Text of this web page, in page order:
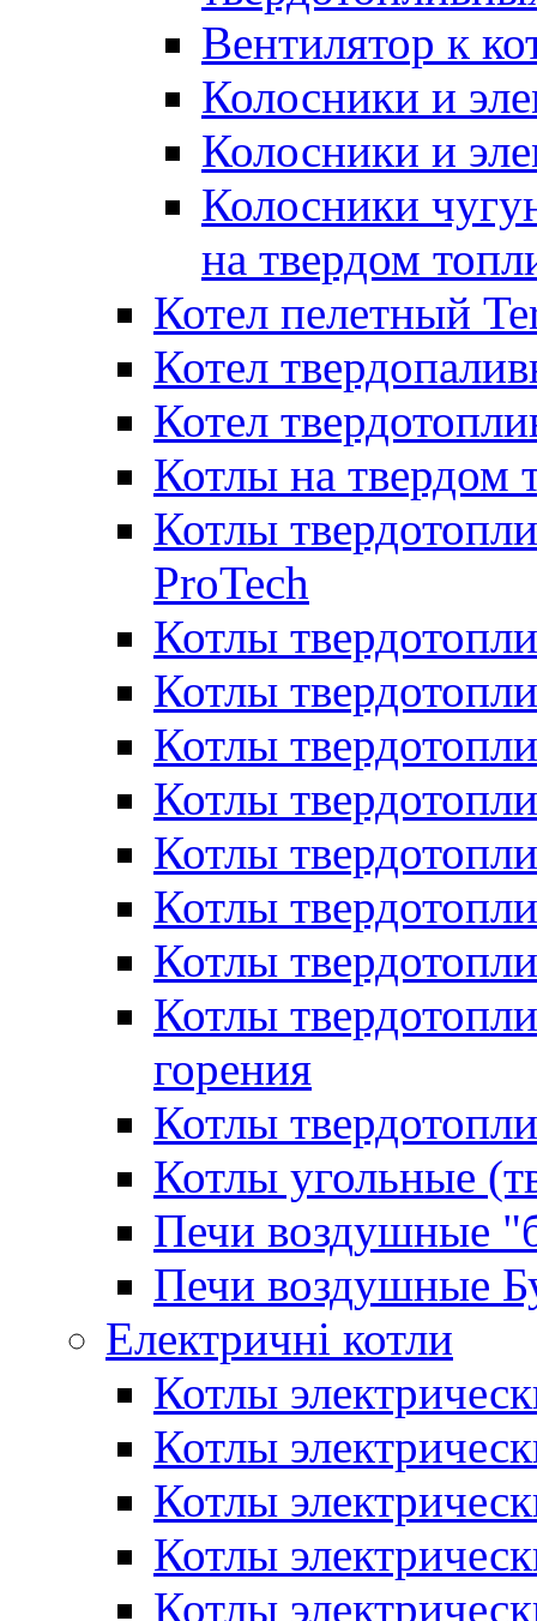
Вентилятор к
Колосники и
Колосники и
Колосники
на твердом
Котел пелетный
Котел
Котел
Котлы на твердом
Котлы
ProTech
Котлы
Котлы
Котлы
Котлы
Котлы
Котлы
Котлы
Котлы
горения
Котлы
Котлы угольные
Печи воздушные
Печи воздушные
Електричні котли
Котлы
Котлы
Котлы
Котлы
Котлы